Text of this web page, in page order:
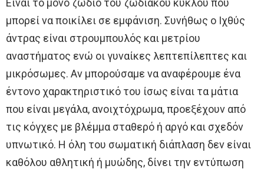
Είναι το μόνο ζώδιο του ζωδιακού κύκλου που
μπορεί να ποικίλει σε εμφάνιση. Συνήθως ο Ιχθύς
άντρας είναι στρουμπουλός και μετρίου
αναστήματος ενώ οι γυναίκες λεπτεπίλεπτες και
μικρόσωμες. Αν μπορούσαμε να αναφέρουμε ένα
έντονο χαρακτηριστικό του ίσως είναι τα μάτια
που είναι μεγάλα, ανοιχτόχρωμα, προεξέχουν από
τις κόγχες με βλέμμα σταθερό ή αργό και σχεδόν
υπνωτικό. Η όλη του σωματική διάπλαση δεν είναι
καθόλου αθλητική ή μυώδης, δίνει την εντύπωση